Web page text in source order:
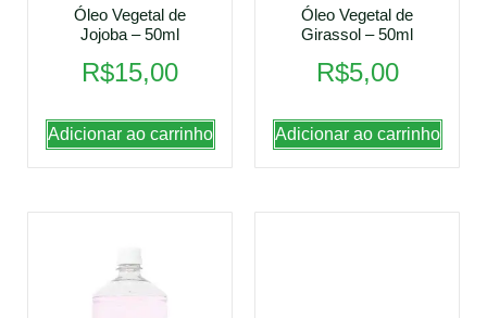
Óleo Vegetal de
Jojoba – 50ml
R$15,00
Adicionar ao carrinho
Óleo Vegetal de
Girassol – 50ml
R$5,00
Adicionar ao carrinho